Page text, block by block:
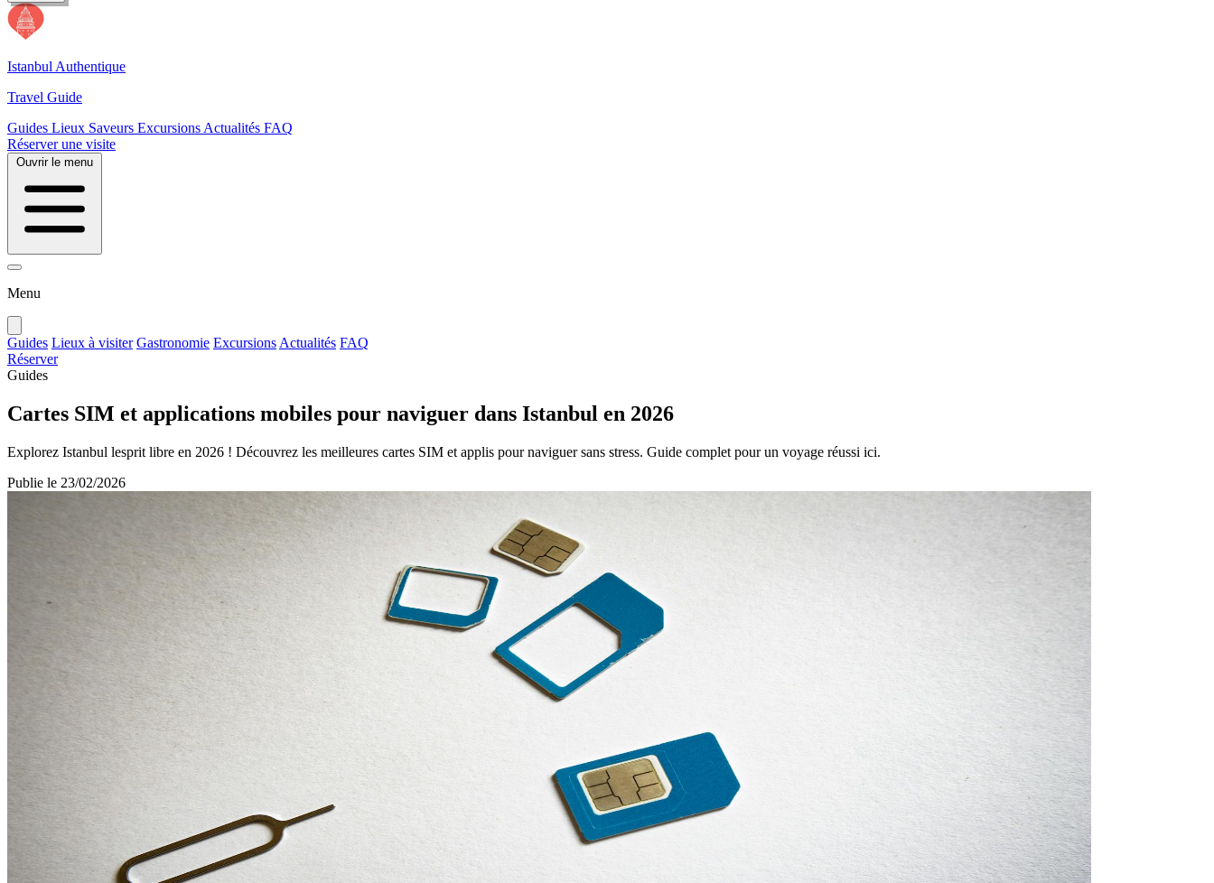
Istanbul Authentique
Travel Guide
Guides Lieux Saveurs Excursions Actualités FAQ
Réserver une visite
Ouvrir le menu
Menu
Guides Lieux à visiter Gastronomie Excursions Actualités FAQ
Réserver
Guides
Cartes SIM et applications mobiles pour naviguer dans Istanbul en 2026
Explorez Istanbul lesprit libre en 2026 ! Découvrez les meilleures cartes SIM et applis pour naviguer sans stress. Guide complet pour un voyage réussi ici.
Publie le 23/02/2026